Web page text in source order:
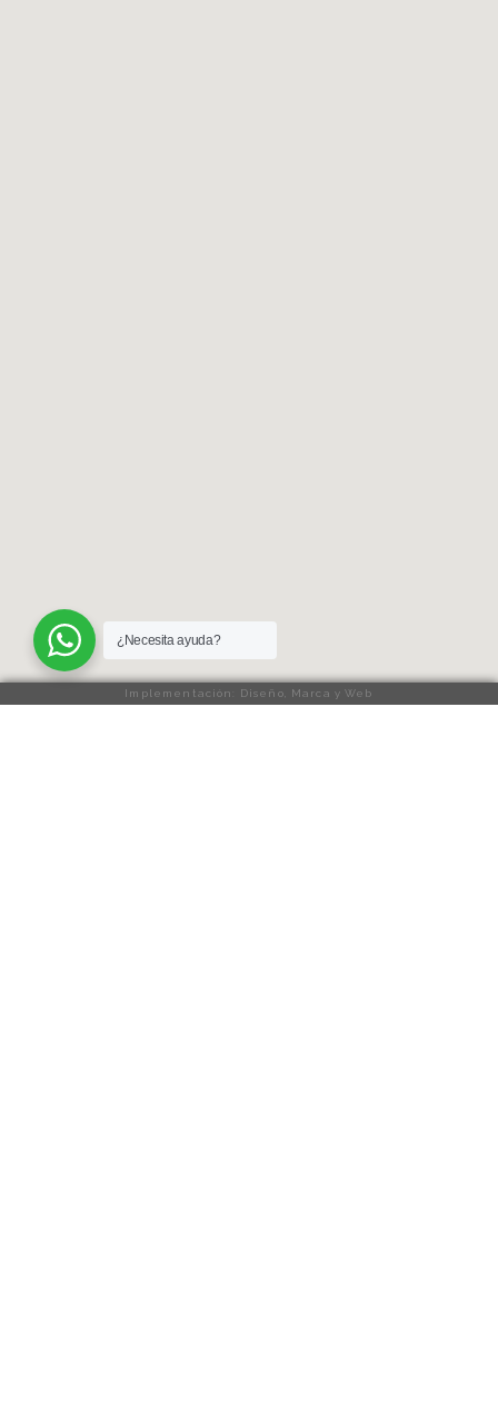
¿Necesita ayuda?
Implementación: Diseño, Marca y Web